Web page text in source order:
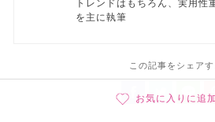
お気に入りに追
トレンドはもちろん、実用性
を主に執筆
この記事をシェアす